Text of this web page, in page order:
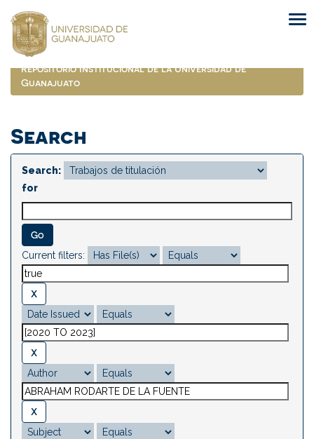
navigation
Repositorio Institucional de la Universidad de
Guanajuato
Search
Search:
for
Current filters: